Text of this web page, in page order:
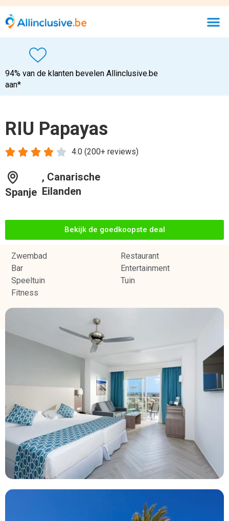
94% van de klanten bevelen Allinclusive.be
aan*
RIU Papayas
4.0 (200+ reviews)
    
Spanje
, Canarische
Eilanden
Bekijk de goedkoopste deal
Zwembad
Restaurant
Bar
Entertainment
Speeltuin
Tuin
Fitness